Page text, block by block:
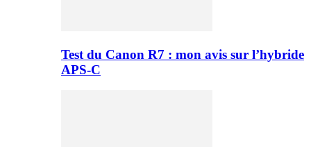
Test du Canon R7 : mon avis sur l’hybride
APS-C